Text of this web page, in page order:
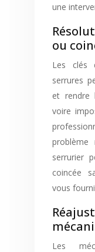
une
ou
Les clés
serrures
et rendre
voire
problème
serrurier
coincée
vous
Les